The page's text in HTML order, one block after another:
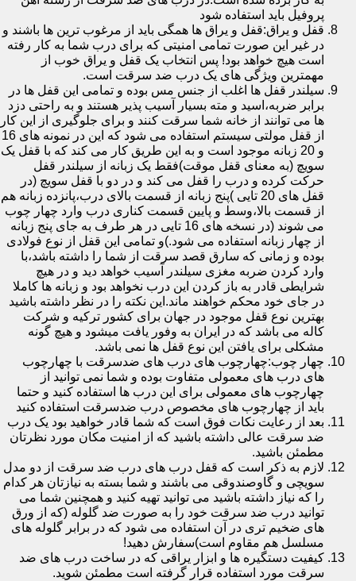
پروفیل باید استفاده شود
قفل و یراق:قفل و یراق ها همگی باید از مرغوب ترین ها باشند و
در غیر این صورت تمامی امنیتی که برای درب شما به کار رفته
است هیچ خواهد بود! پس انتخاب یک قفل و یراق خوب از
مهمترین ویژگی های یک درب ضد سرقت است.
سیلندر قفل ها اغلب از جنس مس بوده و تمامی این قفل ها در
برابر ضربه،اسید و مته بسیار آسیب پذیر هستند و به راحتی دزد
ها می توانند از خانه شما سرقت کنند و برای جلوگیری از این کار
از قفل مولتی سیستم استفاده می شود که این در نمونه های 16
و 20 زبانه موجود است و به این طریق کار می کند که با قفل یک
سویچ (به معنای قفل موقت)فقط یک زبانه از سیلندر قفل
حرکت کرده و درب را قفل می کند و در دو با قفل سویچ (در
قفل های 20 تایی )پنج زبانه از قسمت بالای درب،پانزده زبانه هم
از قسمت بالا،وسط و پایین قسمت کناری درب وارد چهار چوب
می شوند (در نسخه های 16 تایی در هر طرف به جای پنج زبانه
از چهار زبانه استفاده می شود.)و تمامی این قفل از نوع فولادی
بوده و زمانی که سارق قصد سرقت از شما را داشته باشد،با
وارد کردن ضربه مغزی سیلندر آسیب خواهد دید و در هیچ
شرایطی قادر به باز کردن این درب نخواهد بود و زبانه ها کاملا
در جای خود محکم خواهند ماند.این نکته را در نظر داشته باشید
بهترین نوع قفل موجود در جهان برای کشور ترکیه و شرکت
کاله می باشد که در ایران به وفور یافت میشود و هیچ گونه
مشکلی برای یافتن این نوع قفل ها نمی باشد.
چهار چوب:چهارچوب های درب های ضدسرقت با چهارچوب
های درب های معمولی متفاوت بوده و شما نمی توانید از
چهارچوب های معمولی برای این درب ها استفاده کنید و حتما
باید از چهارچوب های مخصوص درب ضدسرقت استفاده کنید
بعد از رعایت نکات فوق است که شما قادر خواهید بود یک درب
ضد سرقت عالی داشته باشید که از امنیت مکان مورد نظرتان
مطمئن باشید.
لازم به ذکر است که قفل درب های درب ضد سرقت از دو مدل
سویچی و گاوصندوقی می باشند و شما بسته به نیازتان هر کدام
را که نیاز داشته باشید می توانید تهیه کنید و همچنین شما می
توانید درب ضد سرقت خود را به صورت ضد گلوله (که از ورق
های ضخیم تری در آن استفاده می شود که در برابر گلوله های
مسلسل هم مقاوم است)سفارش دهید!
کیفیت دستگیره ها و ابزار یراقی که در ساخت درب های ضد
سرقت مورد استفاده قرار گرفته است مطمئن شوید.